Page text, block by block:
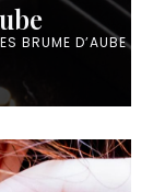
BRUME D’AUBE